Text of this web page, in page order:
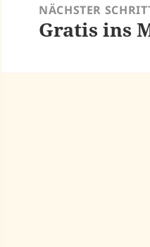
NÄCHSTER
Nächster
Gratis ins